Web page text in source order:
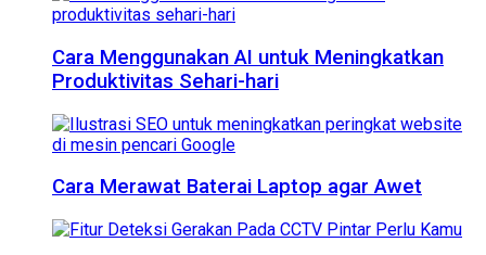
Cara Menggunakan AI untuk Meningkatkan
Produktivitas Sehari-hari
Cara Merawat Baterai Laptop agar Awet